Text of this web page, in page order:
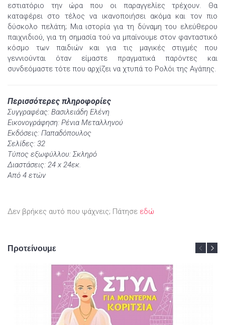
εστιατόριο την ώρα που οι παραγγελίες τρέχουν. Θα
καταφέρει στο τέλος να ικανοποιήσει ακόμα και τον πιο
δύσκολο πελάτη; Μια ιστορία για τη δύναμη του ελεύθερου
παιχνιδιού, για τη σημασία τού να μπαίνουμε στον φανταστικό
κόσμο των παιδιών και για τις μαγικές στιγμές που
γεννιούνται όταν είμαστε πραγματικά παρόντες και
συνδεόμαστε τότε που αρχίζει να χτυπά το Ρολόι της Αγάπης.
Περισσότερες πληροφορίες
Συγγραφέας: Βασιλειάδη Ελένη
Εικονογράφηση: Ρένια Μεταλληνού
Εκδόσεις: Παπαδόπουλος
Σελίδες: 32
Τύπος εξωφύλλου: Σκληρό
Διαστάσεις: 24 x 24εκ.
Από 4 ετών
Δεν βρήκες αυτό που ψάχνεις; Πάτησε εδώ
Προτείνουμε